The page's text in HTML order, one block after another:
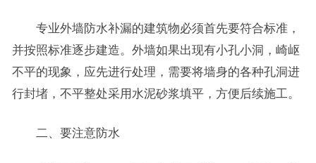
专业外墙防水补漏的建筑物必须首先要符合标准，
并按照标准逐步建造。外墙如果出现有小孔小洞，崎岖
不平的现象，应先进行处理，需要将墙身的各种孔洞进
行封堵，不平整处采用水泥砂浆填平，方便后续施工。
二、要注意防水